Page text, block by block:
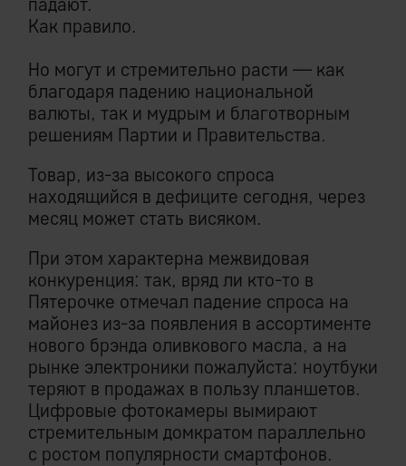
Как правило.
Но могут и стремительно расти — как
благодаря падению национальной
валюты, так и мудрым и благотворным
решениям Партии и Правительства.
Товар, из-за высокого спроса
находящийся в дефиците сегодня, через
месяц может стать висяком.
При этом характерна межвидовая
конкуренция: так, вряд ли кто-то в
Пятерочке отмечал падение спроса на
майонез из-за появления в ассортименте
нового брэнда оливкового масла, а на
рынке электроники пожалуйста: ноутбуки
теряют в продажах в пользу планшетов.
Цифровые фотокамеры вымирают
стремительным домкратом параллельно
с ростом популярности смартфонов.